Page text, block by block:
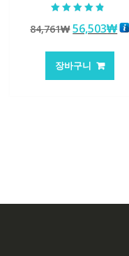
4.50
로 평가됨
84,761₩원
가
격:
56,503₩현
장바구니